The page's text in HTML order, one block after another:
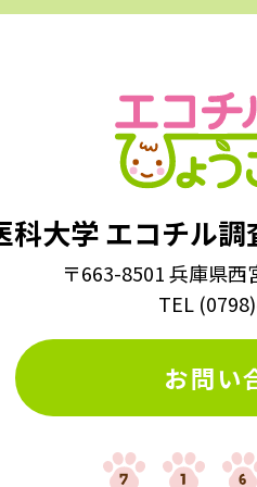
科大学エコチル
〒663-8501 兵庫県
TEL (0798)
お問い